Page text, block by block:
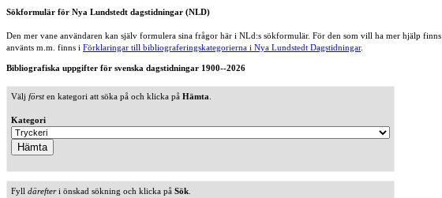
Sökformulär för Nya Lundstedt dagstidningar (NLD)
Den mer vane användaren kan själv formulera sina frågor här i NLd:s sökformulär. För den som vill ha mer hjälp finns
använts m.m. finns i Förklaringar till bibliograferingskategorierna i Nya Lundstedt Dagstidningar.
Bibliografiska uppgifter för svenska dagstidningar 1900--2026
Välj försten kategori att söka på och klicka på Hämta
Kategori
Fyll därefteri önskad sökning och klicka på Sök